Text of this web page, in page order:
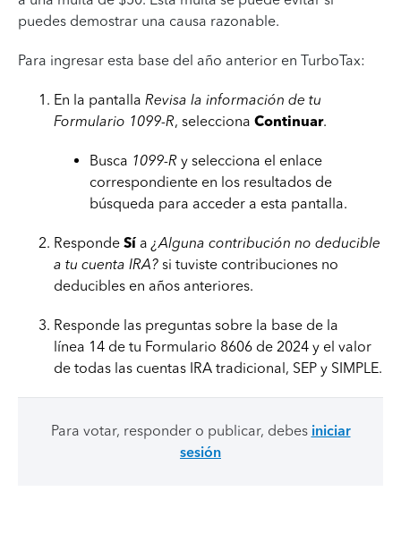
puedes demostrar una causa razonable.
Para ingresar esta base del año anterior en TurboTax:
En la pantalla Revisa la información de tu
Formulario 1099-R, selecciona Continuar.
Busca 1099-R y selecciona el enlace
correspondiente en los resultados de
búsqueda para acceder a esta pantalla.
Responde Sí a ¿Alguna contribución no deducible
a tu cuenta IRA? si tuviste contribuciones no
deducibles en años anteriores.
Responde las preguntas sobre la base de la
línea 14 de tu Formulario 8606 de 2024 y el valor
de todas las cuentas IRA tradicional, SEP y SIMPLE.
Para votar, responder o publicar, debes iniciar
sesión